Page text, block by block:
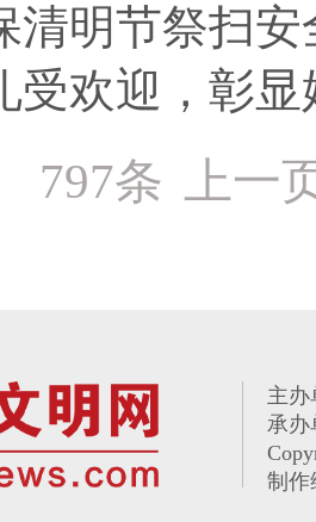
清明节祭扫
受欢迎，彰
797条 上一
主办
承办
制作